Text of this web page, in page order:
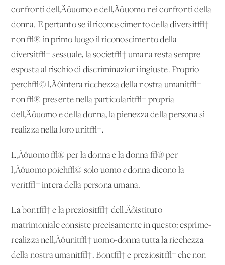
confronti dell‚Äôuomo e dell‚Äôuomo nei confronti della
donna. E pertanto se il riconoscimento della diversit√†
non √® in primo luogo il riconoscimento della
diversit√† sessuale, la societ√† umana resta sempre
esposta al rischio di discriminazioni ingiuste. Proprio
perch√© l‚Äôintera ricchezza della nostra umanit√†
non √® presente nella particolarit√† propria
dell‚Äôuomo e della donna, la pienezza della persona si
realizza nella loro unit√†.
L‚Äôuomo √® per la donna e la donna √® per
l‚Äôuomo poich√© solo uomo edonna dicono la
verit√† intera della persona umana.
La bont√† e la preziosit√† dell‚Äôistituto
matrimoniale consiste precisamente in questo: esprime-
realizza nell‚Äôunit√† uomo-donna tutta la ricchezza
della nostra umanit√†. Bont√† e preziosit√† che non